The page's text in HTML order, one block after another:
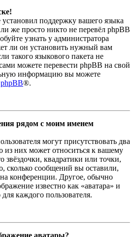
поддержку вашего языка
же просто никто не перевёл phpBB
узнать у администратора
ли он установить нужный вам
такого языкового пакета не
можете перевести phpBB на свой
информацию вы можете
phpBB®.
рядом с моим именем
могут присутствовать два
из них может относиться к вашему
звёздочки, квадратики или точки,
сколько сообщений вы оставили,
конференции. Другое, обычно
известно как «аватара» и
каждого пользователя.
аватары?